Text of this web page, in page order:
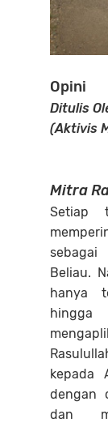
Opini
Ditulis
(Aktivis
Mitra
Setiap
sebagai
Beliau.
hanya
kepada
dengan
dan